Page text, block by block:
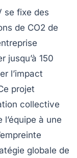
se fixe des
de CO2 de
jusqu’à 150
l’impact
projet
collective
à une
globale de